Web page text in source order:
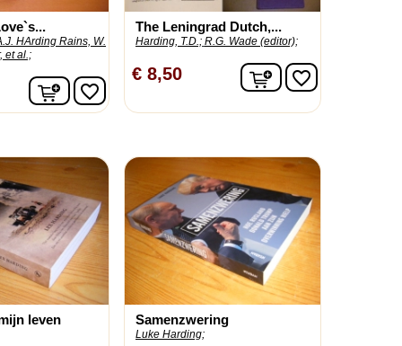
HArding Rains, W.
et al.;
In winkelwagen
favorite_border
The Leningrad Dutch,...
Harding, T.D.; R.G. Wade (editor);
€ 8,50 In winkelwagen
favorite_border
leven Samenzwering
Luke Harding;